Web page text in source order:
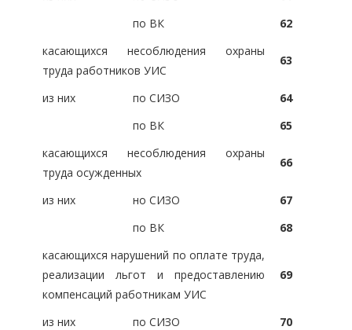
по ВК
62
касающихся несоблюдения охраны
труда работников УИС
63
из них по СИЗО
64
по ВК
65
касающихся несоблюдения охраны
труда осужденных
66
из них но СИЗО
67
по ВК
68
касающихся нарушений по оплате труда,
реализации льгот и предоставлению
компенсаций работникам УИС
69
из них по СИЗО
70